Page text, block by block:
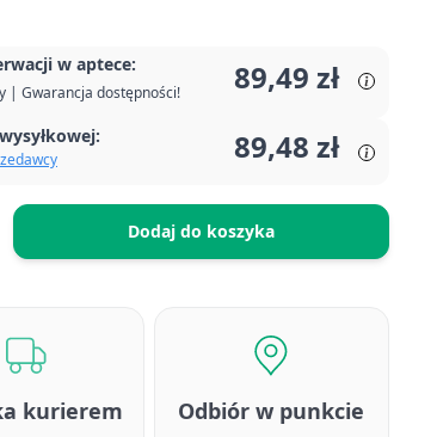
w aptece:
| Gwarancja dostępności! 89,49 zł
89,48 zł
Dodaj do koszyka
kurierem Odbiór w punkcie